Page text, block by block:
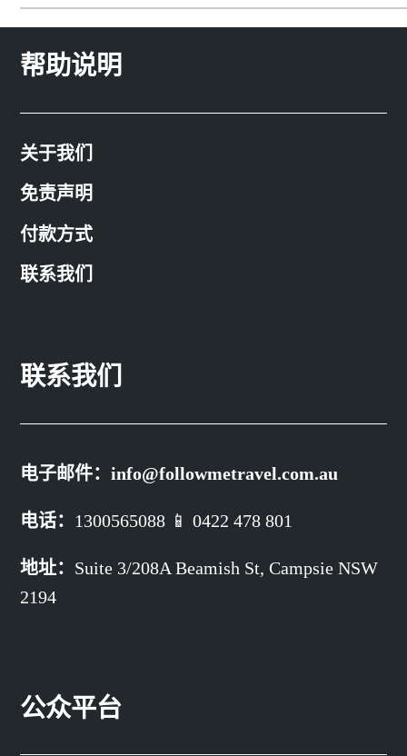
帮助说明
关于我们
免责声明
付款方式
联系我们
联系我们
电子邮件：info@followmetravel.com.au
电话： 1300565088 📱 0422 478 801
地址： Suite 3/208A Beamish St,Campsie NSW
2194
公众平台